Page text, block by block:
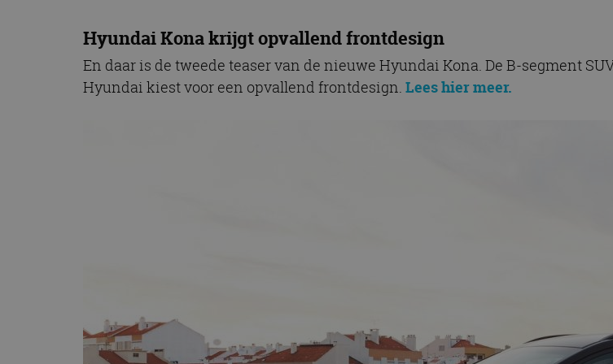
Hyundai Kona krijgt opvallend frontdesign
En daar is de tweede teaser van de nieuwe Hyundai Kona. De B-segment
Hyundai kiest voor een opvallend frontdesign. Lees hier meer.